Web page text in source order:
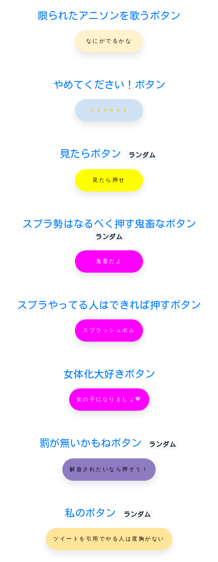
限られたアニソンを歌うボタン
なにがでるかな
やめてください！ボタン
ｗｗｗｗｗｗ
見たらボタン ランダム
見たら押せ
スプラ勢はなるべく押す鬼畜なボタン
ランダム
鬼畜だよ
スプラやってる人はできれば押すボタン
スプラッシュボム
女体化大好きボタン
女の子になりましょ💖
罰が無いかもねボタン ランダム
解放されたいなら押そう！
私のボタン ランダム
ツイートを引用でやる人は度胸がない